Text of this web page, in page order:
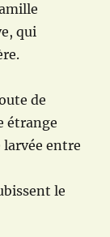
qui
de
étrange
larvée entre
le